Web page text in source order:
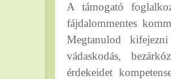
A támogató
fájdalommentes
Megtanulod
vádaskodás,
érdekeidet